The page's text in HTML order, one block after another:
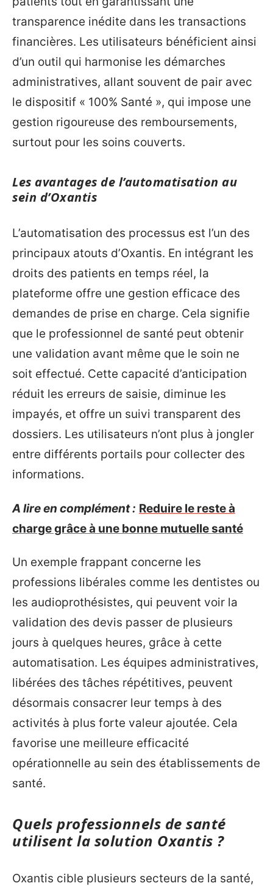
transparence inédite dans les transactions
financières. Les utilisateurs bénéficient ainsi
d’un outil qui harmonise les démarches
administratives, allant souvent de pair avec
le dispositif « 100% Santé », qui impose une
gestion rigoureuse des remboursements,
surtout pour les soins couverts.
Les avantages de l’automatisation au
sein d’Oxantis
L’automatisation des processus est l’un des
principaux atouts d’Oxantis. En intégrant les
droits des patients en temps réel, la
plateforme offre une gestion efficace des
demandes de prise en charge. Cela signifie
que le professionnel de santé peut obtenir
une validation avant même que le soin ne
soit effectué. Cette capacité d’anticipation
réduit les erreurs de saisie, diminue les
impayés, et offre un suivi transparent des
dossiers. Les utilisateurs n’ont plus à jongler
entre différents portails pour collecter des
informations.
A lire en complément : Reduire le reste à
charge grâce à une bonne mutuelle santé
Un exemple frappant concerne les
professions libérales comme les dentistes ou
les audioprothésistes, qui peuvent voir la
validation des devis passer de plusieurs
jours à quelques heures, grâce à cette
automatisation. Les équipes administratives,
libérées des tâches répétitives, peuvent
désormais consacrer leur temps à des
activités à plus forte valeur ajoutée. Cela
favorise une meilleure efficacité
opérationnelle au sein des établissements de
santé.
Quels professionnels de santé
utilisent la solution Oxantis ?
Oxantis cible plusieurs secteurs de la santé,